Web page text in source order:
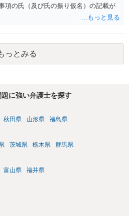
項の氏（及び氏の振り仮名）の記載が
っとみる
に強い弁護士を探す
秋田県 山形県 福島県
茨城県 栃木県 群馬県
富山県 福井県